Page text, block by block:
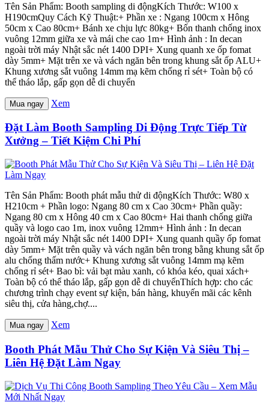
Tên Sản Phẩm: Booth sampling di độngKích Thước: W100 x
H190cmQuy Cách Kỹ Thuật:+ Phần xe : Ngang 100cm x Hông
50cm x Cao 80cm+ Bánh xe chịu lực 80kg+ Bốn thanh chống inox
vuông 12mm giữa xe và mái che cao 1m+ Hình ảnh : In decan
ngoài trời máy Nhật sắc nét 1400 DPI+ Xung quanh xe ốp fomat
dày 5mm+ Mặt trên xe và vách ngăn bên trong khung sắt ốp ALU+
Khung xương sắt vuông 14mm mạ kẽm chống rỉ sét+ Toàn bộ có
thể tháo lắp, gấp gọn dễ di chuyển
Mua ngay Xem
Đặt Làm Booth Sampling Di Động Trực Tiếp Từ
Xưởng – Tiết Kiệm Chi Phí
Tên Sản Phẩm: Booth phát mẫu thử di độngKích Thước: W80 x
H210cm + Phần logo: Ngang 80 cm x Cao 30cm+ Phần quầy:
Ngang 80 cm x Hông 40 cm x Cao 80cm+ Hai thanh chống giữa
quầy và logo cao 1m, inox vuông 12mm+ Hình ảnh : In decan
ngoài trời máy Nhật sắc nét 1400 DPI+ Xung quanh quầy ốp fomat
dày 5mm+ Mặt trên quầy và vách ngăn bên trong bằng khung sắt ốp
alu chống thấm nước+ Khung xương sắt vuông 14mm mạ kẽm
chống rỉ sét+ Bao bì: vải bạt màu xanh, có khóa kéo, quai xách+
Toàn bộ có thể tháo lắp, gấp gọn dễ di chuyểnThích hợp: cho các
chương trình chạy event sự kiện, bán hàng, khuyến mãi các kênh
siêu thị, cửa hàng,chợ....
Mua ngay Xem
Booth Phát Mẫu Thử Cho Sự Kiện Và Siêu Thị –
Liên Hệ Đặt Làm Ngay